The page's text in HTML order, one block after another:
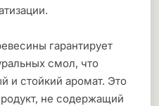
гарантирует
смол, что
и стойкий аромат. Это
не содержащий